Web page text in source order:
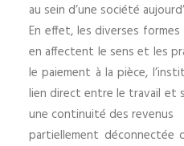
au sein d’une société
En effet, les diverses
en affectent le sens et les
le paiement à la pièce,
lien direct entre le travail et
une continuité des revenus
partiellement déconnectée